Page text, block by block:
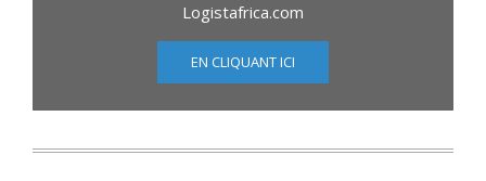
Logistafrica.com
EN CLIQUANT ICI